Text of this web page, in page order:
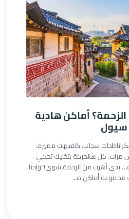
أماكن هادية
سيول
سحاب، كافيهات مميزة،
مرات، كل هالحركة بتخليك تحكي
بدي أهرب من الزحمة شوي!"وإحنا
أماكن ه...